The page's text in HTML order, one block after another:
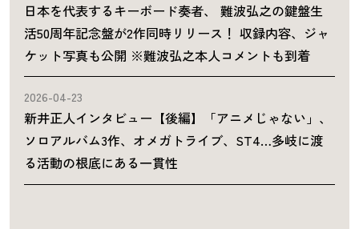
日本を代表するキーボード奏者、 難波弘之の鍵盤生
活50周年記念盤が2作同時リリース！ 収録内容、ジャ
ケット写真も公開 ※難波弘之本人コメントも到着
2026-04-23
新井正人インタビュー【後編】「アニメじゃない」、
ソロアルバム3作、オメガトライブ、ST4…多岐に渡
る活動の根底にある一貫性